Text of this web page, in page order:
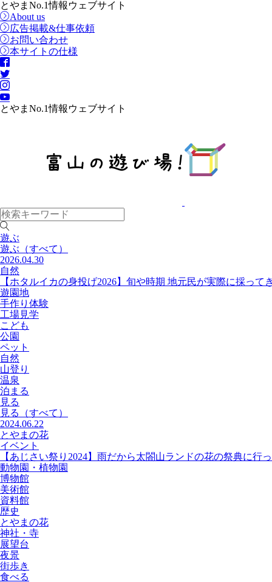
とやまNo.1情報ウェブサイト
About us
広告掲載&仕事依頼
お問い合わせ
本サイトの仕様
とやまNo.1情報ウェブサイト
遊ぶ
遊ぶ （すべて）
2026.04.30
自然
【ホタルイカの身投げ2026】旬や時期 地元民が実際に採って
遊園地
手作り体験
工場見学
こども
公園
ペット
自然
山登り
温泉
泊まる
見る
見る
（すべて）
2024.06.22
とやまの花
イベント
【あじさい祭り2024】雨だから太閤山ランドの花の祭典に行
動物園・植物園
博物館
美術館
資料館
歴史
とやまの花
神社・寺
展望台
夜景
街歩き
食べる